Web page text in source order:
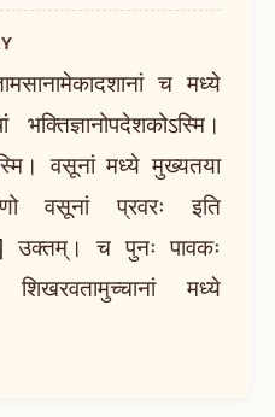
च मध्ये
वसूनां मध्ये मुख्यतया
वसूनां प्रवरः इति
उक्तम्। च पुनः पावकः
शिखरवतामुच्चानां मध्ये